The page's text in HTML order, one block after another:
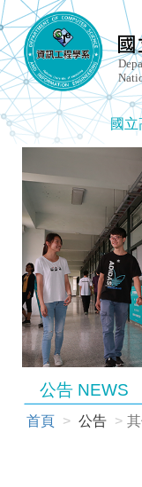
國立
公告 NEWS
首頁 公告